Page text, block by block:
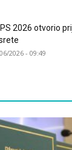
2026 otvorio
2026 - 09:49